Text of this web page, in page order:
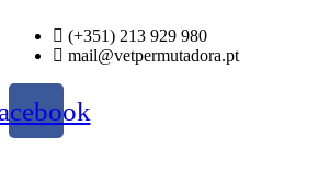
content
(+351) 213 929 980
mail@vetpermutadora.pt